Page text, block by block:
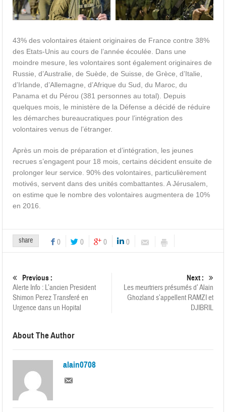
43% des volontaires étaient originaires de France contre 38%
des Etats-Unis au cours de l’année écoulée. Dans une
moindre mesure, les volontaires sont également originaires de
Russie, d’Australie, de Suède, de Suisse, de Grèce, d’Italie,
d’Irlande, d’Allemagne, d’Afrique du Sud, du Maroc, du
Panama et du Pérou (381 personnes au total). Depuis
quelques mois, le ministère de la Défense a décidé de réduire
les démarches bureaucratiques pour l’intégration des
volontaires venus de l’étranger.
Après un mois de préparation et d’intégration, les jeunes
recrues s’engagent pour 18 mois, certains décident ensuite de
prolonger leur service. 90% des volontaires, particulièrement
motivés, servent dans des unités combattantes. A Jérusalem,
on estime que le nombre des volontaires augmentera de 10%
en 2016.
share 0 0 0 0
Previous :
Alerte Info : L’ancien President
Shimon Perez Transferé en
Urgence dans un Hopital
Next :
Les meurtriers présumés d’ Alain
Ghozland s’appellent RAMZI et
DJIBRIL
About The Author
alain0708